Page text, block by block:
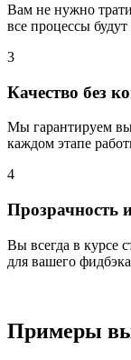
Вам не нужно
все процессы
3
Качество без
Мы гарантируем
каждом этапе
4
Прозрачность
Вы всегда в курсе
для вашего
Примеры